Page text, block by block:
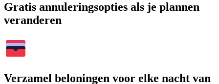
Gratis annuleringsopties als je plannen
veranderen
Verzamel beloningen voor elke nacht van